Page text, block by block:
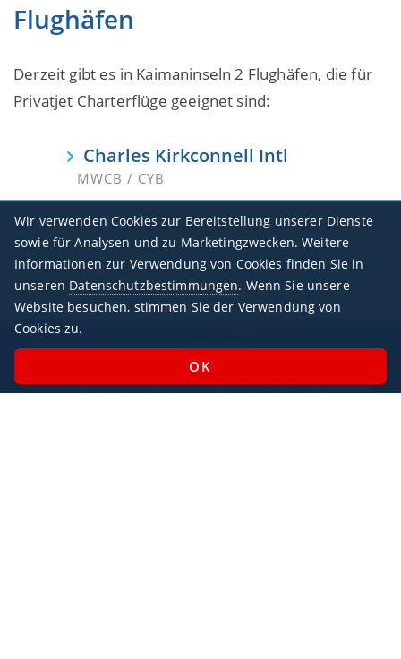
Flughäfen
Derzeit gibt es in Kaimaninseln 2 Flughäfen, die für
Privatjet Charterflüge geeignet sind:
Charles Kirkconnell Intl
MWCB / CYB
Roberts Intl
MWCR / GCM
Geschäftszeiten
Montag - Sonntag / 07:00 - 23:00 Uhr
Wir verwenden Cookies zur Bereitstellung unserer Dienste
sowie für Analysen und zu Marketingzwecken. Weitere
Informationen zur Verwendung von Cookies finden Sie in
unseren Datenschutzbestimmungen. Wenn Sie unsere
Website besuchen, stimmen Sie der Verwendung von
Cookies zu.